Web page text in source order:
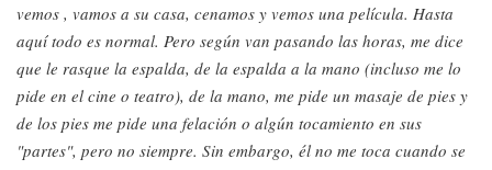
vemos , vamos a su casa, cenamos y vemos una película. Hasta
aquí todo es normal. Pero según van pasando las horas, me dice
que le rasque la espalda, de la espalda a la mano (incluso me lo
pide en el cine o teatro), de la mano, me pide un masaje de pies y
de los pies me pide una felación o algún tocamiento en sus
"partes", pero no siempre. Sin embargo, él no me toca cuando se